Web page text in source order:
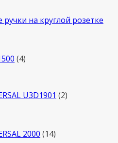
на круглой розетке
44
U3D1901 2товара
2000 1414